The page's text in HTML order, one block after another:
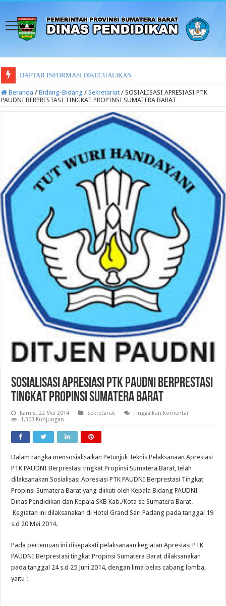
DAFTAR INFORMASI DIKECUALIKAN
Beranda / Bidang-Bidang / Sekretariat / SOSIALISASI APRESIASI PTK
PAUDNI BERPRESTASI TINGKAT PROPINSI SUMATERA BARAT
SOSIALISASI APRESIASI PTK PAUDNI BERPRESTASI
TINGKAT PROPINSI SUMATERA BARAT
Kamis, 22 Mei 2014 Sekretariat
Tinggalkan komentar
1,303 Kunjungan
Dalam rangka mensosialisaikan Petunjuk Teknis Pelaksanaan Apresiasi
PTK PAUDNI Berprestasi tingkat Propinsi Sumatera Barat, telah
dilaksanakan Sosialisasi Apresiasi PTK PAUDNI Berprestasi Tingkat
Propinsi Sumatera Barat yang diikuti oleh Kepala Bidang PAUDNI
Dinas Pendidikan dan Kepala SKB Kab./Kota se Sumatera Barat.
Kegiatan ini dilaksanakan di Hotel Grand Sari Padang pada tanggal 19
s.d 20 Mei 2014.
Pada pertemuan ini disepakati pelaksanaan kegiatan Apresiasi PTK
PAUDNI Berprestasi tingkat Propinsi Sumatera Barat dilaksanakan
pada tanggal 24 s.d 25 Juni 2014, dengan lima belas cabang lomba,
yaitu :